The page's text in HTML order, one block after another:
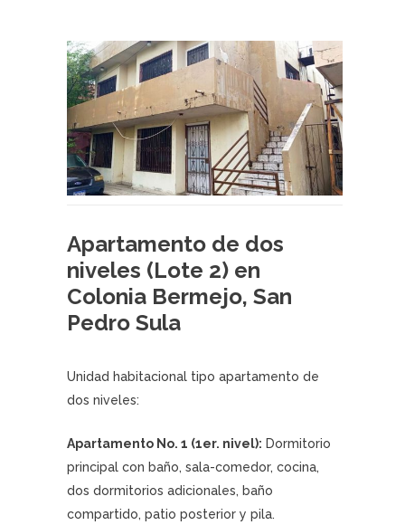
Apartamento de dos
niveles (Lote 2) en
Colonia Bermejo, San
Pedro Sula
Unidad habitacional tipo apartamento de
dos niveles:
Apartamento No. 1 (1er. nivel): Dormitorio
principal con baño, sala-comedor, cocina,
dos dormitorios adicionales, baño
compartido, patio posterior y pila.